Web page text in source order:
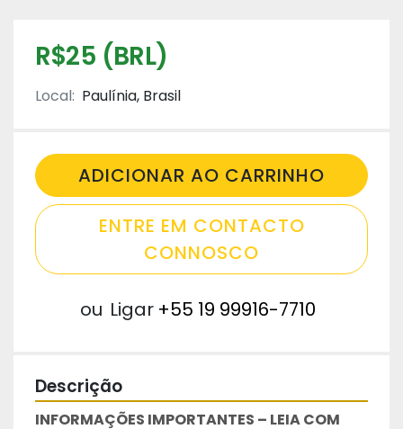
R$25 (BRL)
Local: Paulínia, Brasil
ADICIONAR AO CARRINHO
ENTRE EM CONTACTO
CONNOSCO
ou Ligar +55 19 99916-7710
Descrição
INFORMAÇÕES IMPORTANTES – LEIA COM